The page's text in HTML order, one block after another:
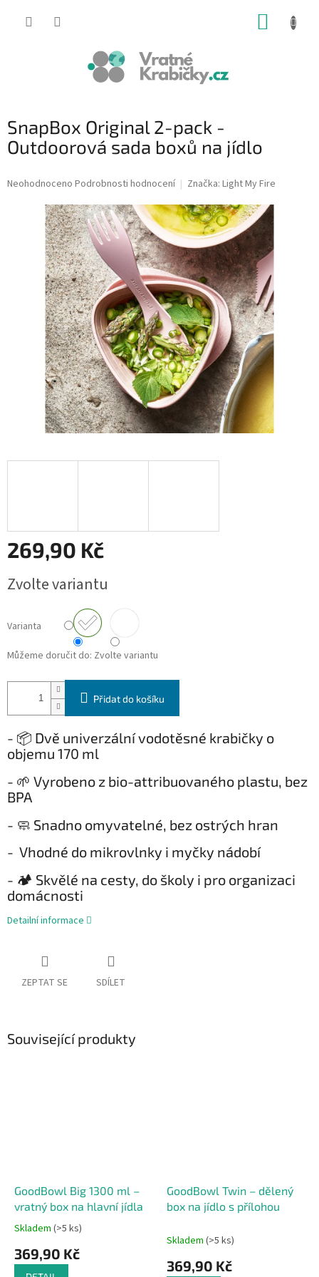
SnapBox Original 2-pack -
Outdoorová sada boxů na jídlo
Průměrné
produktu
hvězdiček.
Neohodnoceno Podrobnosti hodnocení Značka: Light My Fire
269,90 Kč
cena:
Zvolte variantu
Varianta
Můžeme doručit do: Zvolte variantu
Přidat do košíku
- 📦 Dvě univerzální vodotěsné krabičky o
objemu 170 ml
- 🌱 Vyrobeno z bio-attribuovaného plastu, bez
BPA
- 🧼 Snadno omyvatelné, bez ostrých hran
- Vhodné do mikrovlnky i myčky nádobí
- 🏕️ Skvělé na cesty, do školy i pro organizaci
domácnosti
Detailní informace
ZEPTAT SE SDÍLET
Související produkty
GoodBowl Big 1300 ml –
vratný box na hlavní jídla
Průměrné
produktu
Skladem (>5 ks)
369,90 Kč
GoodBowl Twin – dělený
box na jídlo s přílohou
Skladem (>5 ks)
369,90 Kč